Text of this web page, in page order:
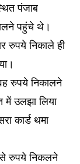
पंजाब
पहुंचे थे।
रुपये निकाले ही
रुपये निकालने
में उलझा लिया
कार्ड थमा
से रुपये निकलने